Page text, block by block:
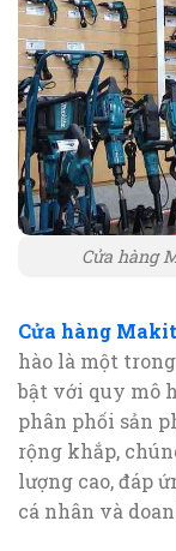
Cửa hàng
Cửa hàng
hào là một
bật với quy mô
phân phối sản
rộng khắp,
lượng cao, đáp
cá nhân và